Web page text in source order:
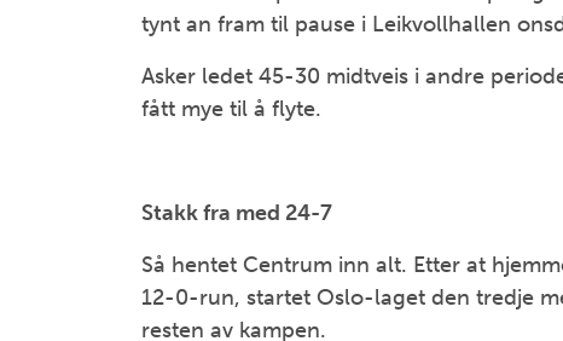
tynt an fram til pause i Leikvollhallen
Asker ledet 45-30 midtveis i andre
fått mye til å flyte.
Stakk fra med 24-7
Så hentet Centrum inn alt. Etter at
12-0-run, startet Oslo-laget den tredje
resten av kampen.